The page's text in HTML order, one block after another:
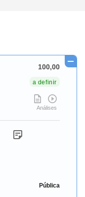
100,00
a definir
Pública